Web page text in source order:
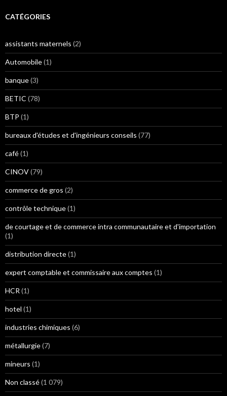
CATÉGORIES
assistants maternels (2)
Automobile(1)
banque(3)
BETIC (78)
BTP (1)
bureaux d'études et d'ingénieurs conseils (77)
café(1)
CINOV(79)
commerce de gros (2)
contrôle technique(1)
de courtage et de commerce intra communautaire et d'importation
(1)
distribution directe(1)
expert comptable et commissaire aux comptes (1)
HCR (1)
hotel (1)
industries chimiques (6)
métallurgie(7)
mineurs (1)
Non classé(1 079)